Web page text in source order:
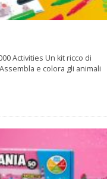
Activities Un kit ricco di
e colora gli animali